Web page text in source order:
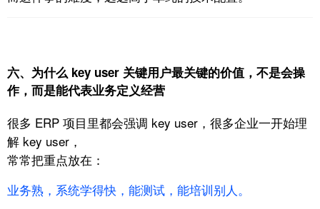
六、为什么 key user 关键用户最关键的价值，不是会操
作，而是能代表业务定义经营
很多 ERP 项目里都会强调 key user，很多企业一开始理
解 key user，
常常把重点放在：
业务熟， 系统学得快， 能测试， 能培训别人。